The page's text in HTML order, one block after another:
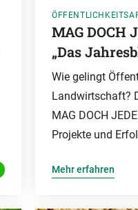
MAG DOCH
„Das
Wie gelingt
Landwirtschaft?
MAG DOCH
Projekte und
Mehr erfahren